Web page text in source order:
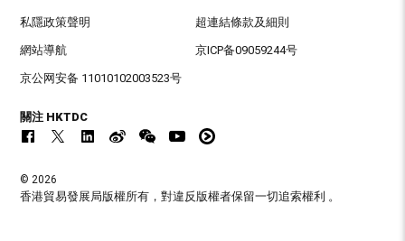
私隱政策聲明 超連結條款及細則
網站導航 京ICP备09059244号
京公网安备 11010102003523号
關注 HKTDC
© 2026
香港貿易發展局版權所有，對違反版權者保留一切追索權利 。